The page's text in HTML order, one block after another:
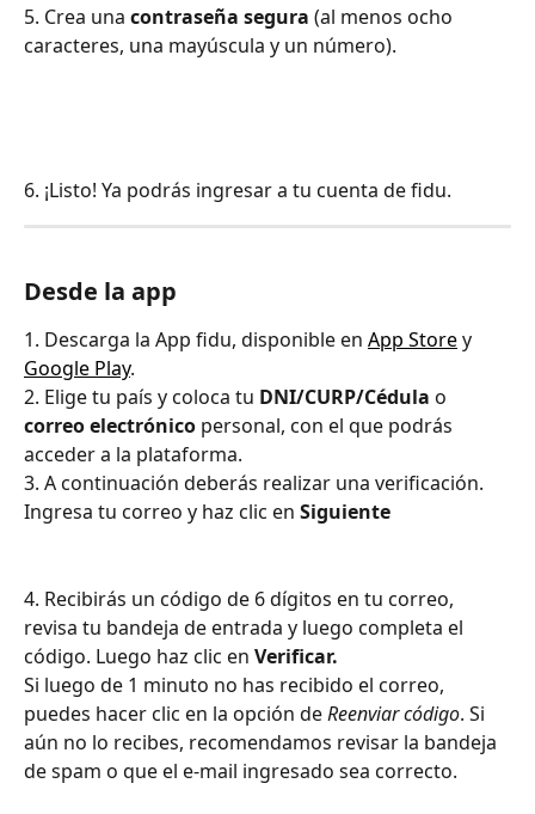
5. Crea una contraseña segura (al menos ocho
caracteres, una mayúscula y un número).
6. ¡Listo! Ya podrás ingresar a tu cuenta de fidu.
Desde la app
1. Descarga la App fidu, disponible en App Store y
Google Play.
2. Elige tu país y coloca tu DNI/CURP/Cédula o
correo electrónico personal, con el que podrás
acceder a la plataforma.
3. A continuación deberás realizar una verificación.
Ingresa tu correo y haz clic en Siguiente
4. Recibirás un código de 6 dígitos en tu correo,
revisa tu bandeja de entrada y luego completa el
código. Luego haz clic en Verificar.
Si luego de 1 minuto no has recibido el correo,
puedes hacer clic en la opción de Reenviar código. Si
aún no lo recibes, recomendamos revisar la bandeja
de spam o que el e-mail ingresado sea correcto.